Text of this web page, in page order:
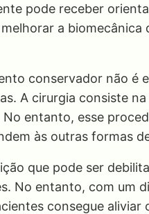
pode receber
a biomecânica
conservador não é
A cirurgia consiste
entanto, esse
às outras formas
que pode ser
No entanto, com um
consegue aliviar